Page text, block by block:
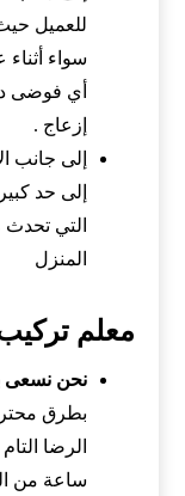
للعميل
سواء
أي فوضى
إزعاج .
إلى جانب
إلى حد
التي تحدث
المنزل
معلم
نحن نسعى
بطرق
ساعة من